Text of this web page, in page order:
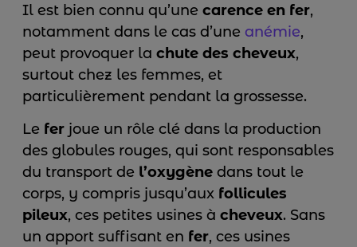
Il est bien connu qu’une carence en fer,
notamment dans le cas d’une anémie,
peut provoquer la chute des cheveux,
surtout chez les femmes, et
particulièrement pendant la grossesse.
Le fer joue un rôle clé dans la production
des globules rouges, qui sont responsables
du transport de l’oxygène dans tout le
corps, y compris jusqu’aux follicules
pileux, ces petites usines à cheveux. Sans
un apport suffisant en fer, ces usines